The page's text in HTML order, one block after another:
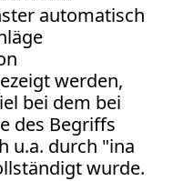
automatisch
werden,
bei dem bei
des Begriffs
u.a. durch "ina
wurde.